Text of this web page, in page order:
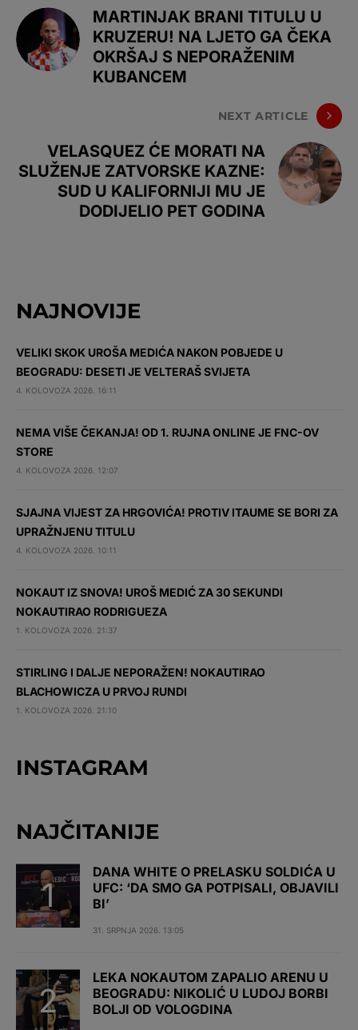
MARTINJAK BRANI TITULU U
KRUZERU! NA LJETO GA ČEKA
OKRŠAJ S NEPORAŽENIM
KUBANCEM
NEXT ARTICLE
VELASQUEZ ĆE MORATI NA
SLUŽENJE ZATVORSKE KAZNE:
SUD U KALIFORNIJI MU JE
DODIJELIO PET GODINA
NAJNOVIJE
VELIKI SKOK UROŠA MEDIĆA NAKON POBJEDE U
BEOGRADU: DESETI JE VELTERAŠ SVIJETA
4. KOLOVOZA 2026. 16:11
NEMA VIŠE ČEKANJA! OD 1. RUJNA ONLINE JE FNC-OV
STORE
4. KOLOVOZA 2026. 12:07
SJAJNA VIJEST ZA HRGOVIĆA! PROTIV ITAUME SE BORI ZA
UPRAŽNJENU TITULU
4. KOLOVOZA 2026. 10:11
NOKAUT IZ SNOVA! UROŠ MEDIĆ ZA 30 SEKUNDI
NOKAUTIRAO RODRIGUEZA
1. KOLOVOZA 2026. 21:37
STIRLING I DALJE NEPORAŽEN! NOKAUTIRAO
BLACHOWICZA U PRVOJ RUNDI
1. KOLOVOZA 2026. 21:10
INSTAGRAM
NAJČITANIJE
DANA WHITE O PRELASKU SOLDIĆA U
UFC: ‘DA SMO GA POTPISALI, OBJAVILI
BI’
31. SRPNJA 2026. 13:05
LEKA NOKAUTOM ZAPALIO ARENU U
BEOGRADU: NIKOLIĆ U LUDOJ BORBI
BOLJI OD VOLOGDINA